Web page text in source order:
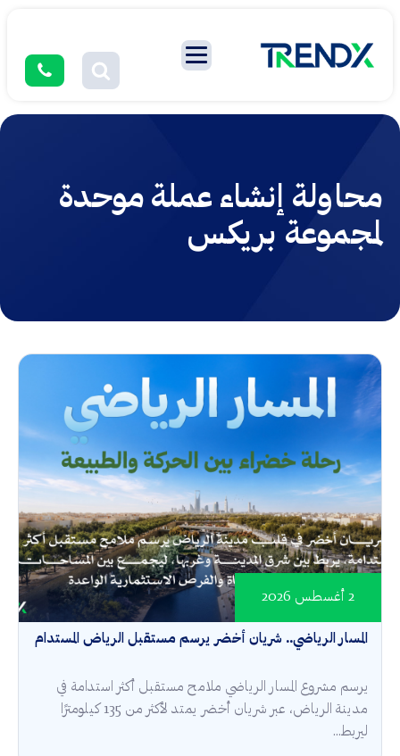
محاولة إنشاء عملة موحدة
لمجموعة بريكس
المسار الرياضي.. شريان أخضر يرسم مستقبل الرياض المستدام
2 أغسطس 2026
يرسم مشروع المسار الرياضي ملامح مستقبل أكثر استدامة في
مدينة الرياض، عبر شريان أخضر يمتد لأكثر من 135 كيلومترًا
ليربط...